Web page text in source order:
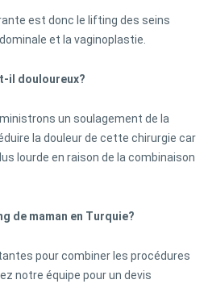
est donc le lifting des seins
et la vaginoplastie.
il douloureux?
un soulagement de la
la douleur de cette chirurgie car
lourde en raison de la combinaison
de maman en Turquie?
pour combiner les procédures
notre équipe pour un devis